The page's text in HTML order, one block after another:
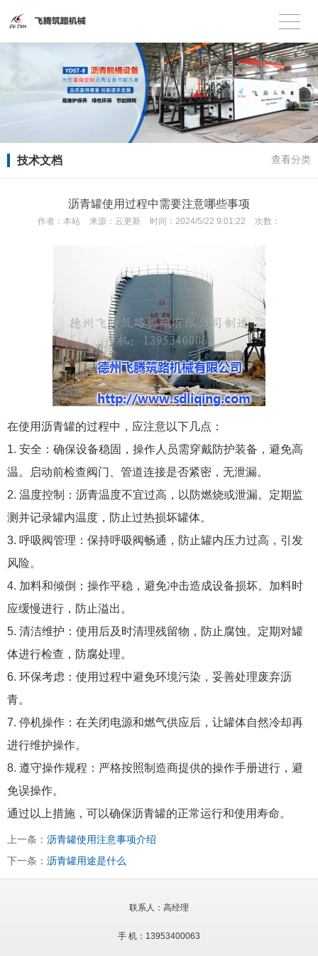
技术文档 查看分类
沥青罐使用过程中需要注意哪些事项
作者： 本站 来源： 云更新 时间： 2024/5/22 9:01:22 次数：
在使用沥青罐的过程中，应注意以下几点：
1. 安全：确保设备稳固，操作人员需穿戴防护装备，避免高
温。启动前检查阀门、管道连接是否紧密，无泄漏。
2. 温度控制：沥青温度不宜过高，以防燃烧或泄漏。定期监
测并记录罐内温度，防止过热损坏罐体。
3. 呼吸阀管理：保持呼吸阀畅通，防止罐内压力过高，引发
风险。
4. 加料和倾倒：操作平稳，避免冲击造成设备损坏。加料时
应缓慢进行，防止溢出。
5. 清洁维护：使用后及时清理残留物，防止腐蚀。定期对罐
体进行检查，防腐处理。
6. 环保考虑：使用过程中避免环境污染，妥善处理废弃沥
青。
7. 停机操作：在关闭电源和燃气供应后，让罐体自然冷却再
进行维护操作。
8. 遵守操作规程：严格按照制造商提供的操作手册进行，避
免误操作。
通过以上措施，可以确保沥青罐的正常运行和使用寿命。
上一条： 沥青罐使用注意事项介绍
下一条： 沥青罐用途是什么
联系人：高经理
手 机：13953400063